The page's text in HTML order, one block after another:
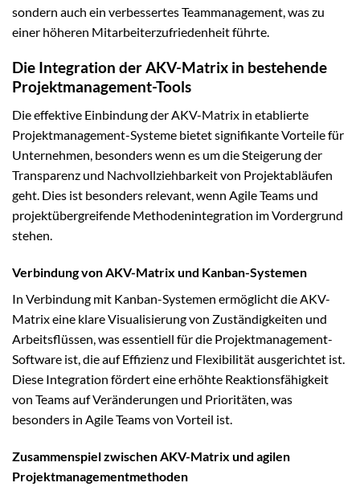
sondern auch ein verbessertes Teammanagement, was zu
einer höheren Mitarbeiterzufriedenheit führte.
Die Integration der AKV-Matrix in bestehende
Projektmanagement-Tools
Die effektive Einbindung der AKV-Matrix in etablierte
Projektmanagement-Systeme bietet signifikante Vorteile für
Unternehmen, besonders wenn es um die Steigerung der
Transparenz und Nachvollziehbarkeit von Projektabläufen
geht. Dies ist besonders relevant, wenn Agile Teams und
projektübergreifende Methodenintegration im Vordergrund
stehen.
Verbindung von AKV-Matrix und Kanban-Systemen
In Verbindung mit Kanban-Systemen ermöglicht die AKV-
Matrix eine klare Visualisierung von Zuständigkeiten und
Arbeitsflüssen, was essentiell für die Projektmanagement-
Software ist, die auf Effizienz und Flexibilität ausgerichtet ist.
Diese Integration fördert eine erhöhte Reaktionsfähigkeit
von Teams auf Veränderungen und Prioritäten, was
besonders in Agile Teams von Vorteil ist.
Zusammenspiel zwischen AKV-Matrix und agilen
Projektmanagementmethoden